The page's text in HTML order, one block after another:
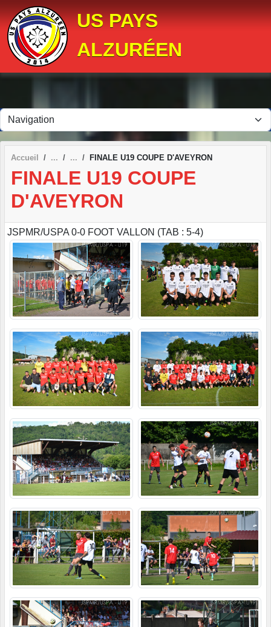
US PAYS
ALZURÉEN
Accueil FINALE U19 COUPE D'AVEYRON
FINALE U19 COUPE
D'AVEYRON
JSPMR/USPA 0-0 FOOT VALLON (TAB : 5-4)
Panneau de gestion des cookies